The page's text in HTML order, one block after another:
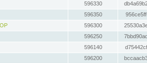
596330
596350
596300
596250
596140
596200